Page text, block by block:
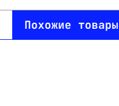
Похожие товары